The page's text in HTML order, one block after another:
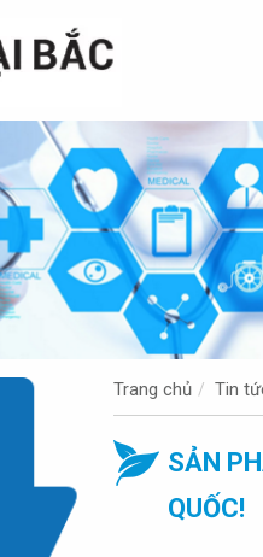
Trang chủ Tin
SẢN
QUỐC!